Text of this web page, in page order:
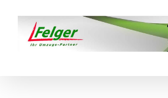
content